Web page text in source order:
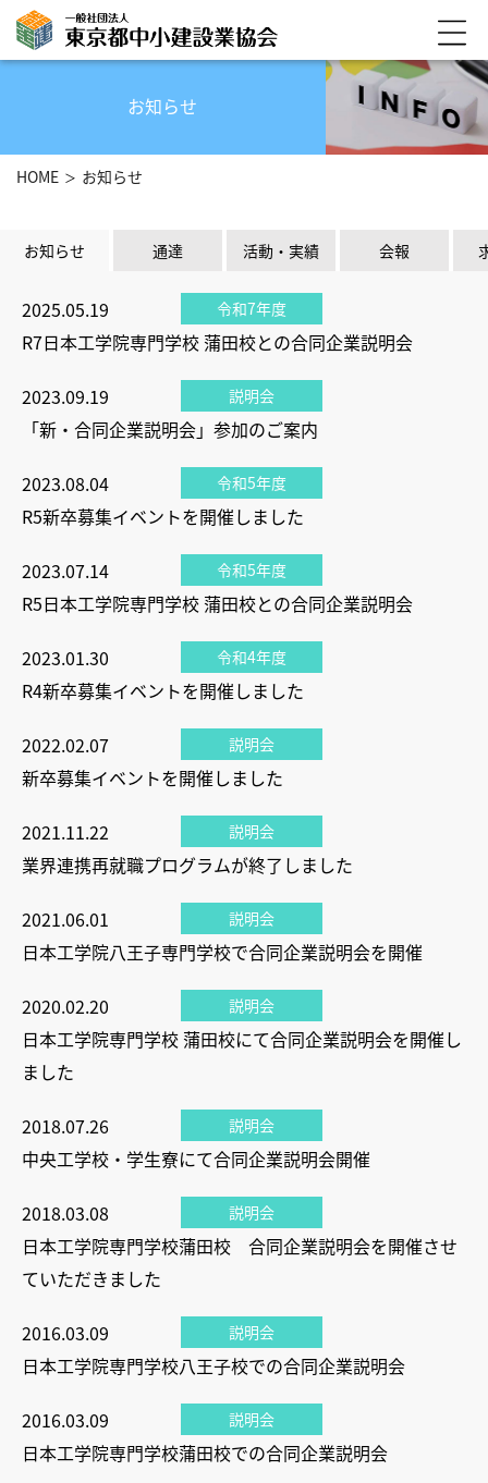
お知らせ
HOME お知らせ
お知らせ 通達 活動・実績 会報
2025.05.19 令和7年度
R7日本工学院専門学校 蒲田校との合同企業説明会
2023.09.19 説明会
「新・合同企業説明会」参加のご案内
2023.08.04 令和5年度
R5新卒募集イベントを開催しました
2023.07.14 令和5年度
R5日本工学院専門学校 蒲田校との合同企業説明会
2023.01.30 令和4年度
R4新卒募集イベントを開催しました
2022.02.07 説明会
新卒募集イベントを開催しました
2021.11.22 説明会
業界連携再就職プログラムが終了しました
2021.06.01 説明会
日本工学院八王子専門学校で合同企業説明会を開催
2020.02.20 説明会
日本工学院専門学校 蒲田校にて合同企業説明会を開催し
ました
2018.07.26 説明会
中央工学校・学生寮にて合同企業説明会開催
2018.03.08 説明会
日本工学院専門学校蒲田校 合同企業説明会を開催させ
ていただきました
2016.03.09 説明会
日本工学院専門学校八王子校での合同企業説明会
2016.03.09 説明会
日本工学院専門学校蒲田校での合同企業説明会